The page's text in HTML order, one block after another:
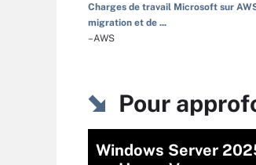
Charges de travail Microsoft sur
migration et de ...
–AWS
Pour
Windows Server